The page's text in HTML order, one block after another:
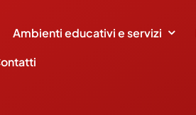
Ambienti educativi e servizi